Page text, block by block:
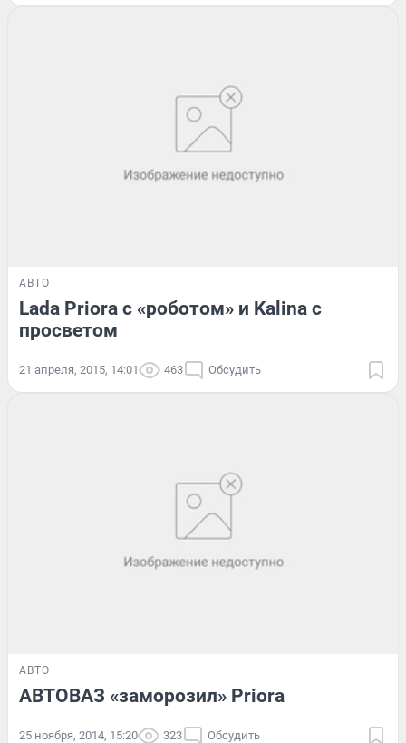
АВТО
Lada Priora с «роботом» и Kalina с
просветом
21 апреля, 2015, 14:01 463 Обсудить
АВТО
АВТОВАЗ «заморозил» Priora
25 ноября, 2014, 15:20 323 Обсудить